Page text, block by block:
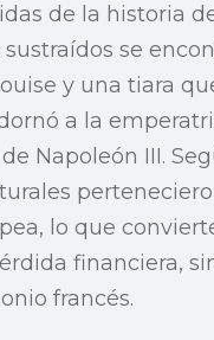
de la historia
se
y una tiara
a la
Napoleón III.
lo que
financiera,
francés.